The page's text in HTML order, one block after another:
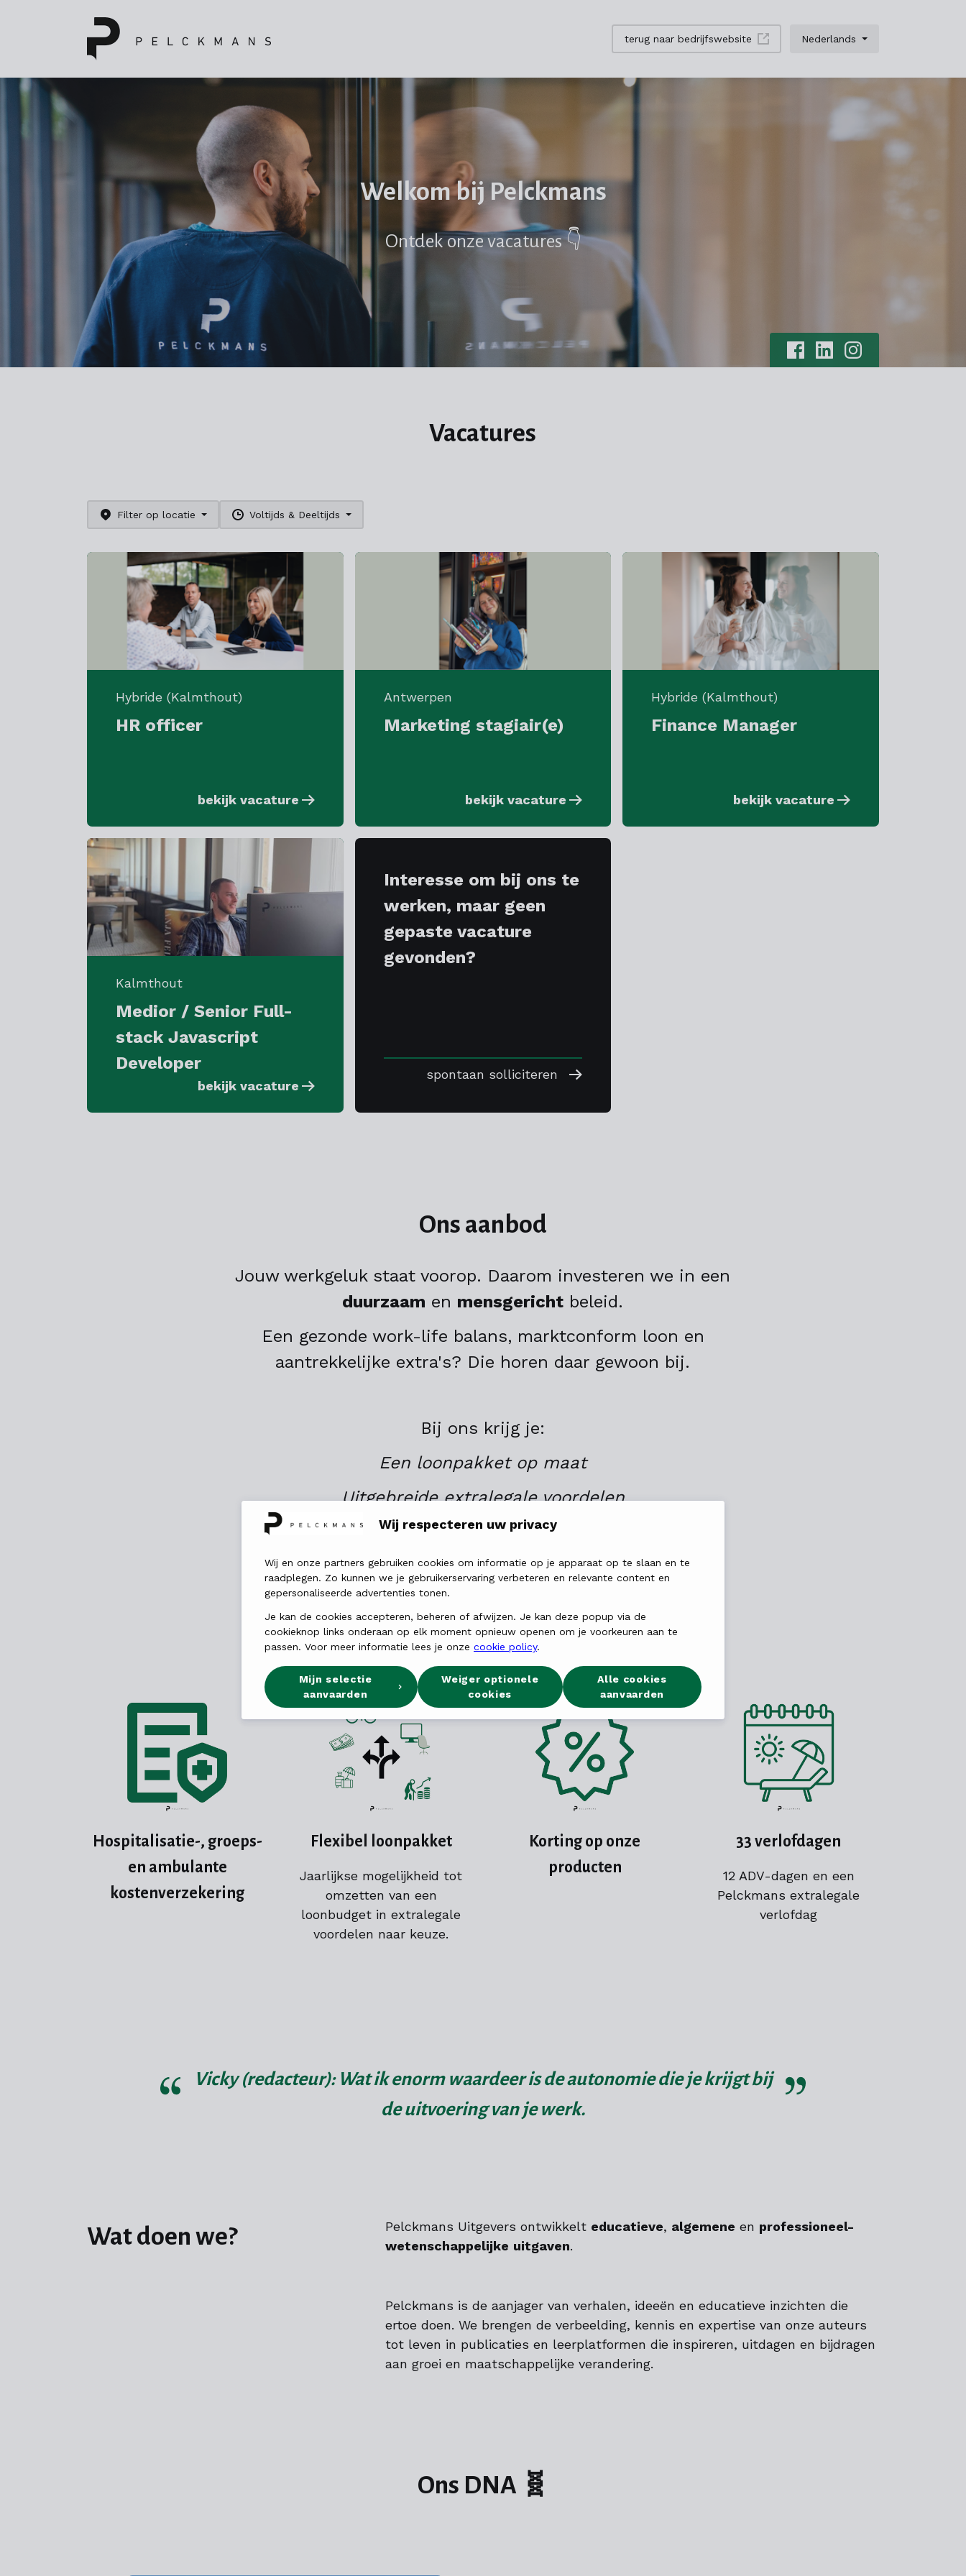
terug naar bedrijfswebsite Nederlands
Welkom bij Pelckmans
Ontdek onze vacatures 👇
Vacatures
Filter op locatie Voltijds & Deeltijds
Hybride (Kalmthout)
HR officer
bekijk vacature
Antwerpen
Marketing stagiair(e)
bekijk vacature
Hybride (Kalmthout)
Finance Manager
bekijk vacature
Kalmthout
Medior / Senior Full-
stack Javascript
Developer
bekijk vacature
Interesse om bij ons te
werken, maar geen
gepaste vacature
gevonden?
spontaan solliciteren
Ons aanbod
Jouw werkgeluk staat voorop. Daarom investeren we in een
duurzaam en mensgericht beleid.
Een gezonde work-life balans, marktconform loon en
aantrekkelijke extra's? Die horen daar gewoon bij.
Bij ons krijg je:
Een loonpakket op maat
Uitgebreide extralegale voordelen
Slimme mobiliteitsoplossingen
Hybride werkmogelijkheden
Waaronder:
Hospitalisatie-, groeps-
en ambulante
kostenverzekering
Flexibel loonpakket
Jaarlijkse mogelijkheid tot
omzetten van een
loonbudget in extralegale
voordelen naar keuze.
Korting op onze
producten
33 verlofdagen
12 ADV-dagen en een
Pelckmans extralegale
verlofdag
Vicky (redacteur): Wat ik enorm waardeer is de autonomie die je krijgt bij
de uitvoering van je werk.
Wat doen we? Pelckmans Uitgevers ontwikkelt educatieve, algemene en professioneel-
wetenschappelijke uitgaven.
Pelckmans is de aanjager van verhalen, ideeën en educatieve inzichten die
ertoe doen. We brengen de verbeelding, kennis en expertise van onze auteurs
tot leven in publicaties en leerplatformen die inspireren, uitdagen en bijdragen
aan groei en maatschappelijke verandering.
Ons DNA 🧬
Wij respecteren uw privacy
Wij en onze partners gebruiken cookies om informatie op je apparaat op te slaan en te
raadplegen. Zo kunnen we je gebruikerservaring verbeteren en relevante content en
gepersonaliseerde advertenties tonen.
Je kan de cookies accepteren, beheren of afwijzen. Je kan deze popup via de
cookieknop links onderaan op elk moment opnieuw openen om je voorkeuren aan te
passen. Voor meer informatie lees je onze cookie policy.
Mijn selectie
aanvaarden
Weiger optionele
cookies
Alle cookies
aanvaarden